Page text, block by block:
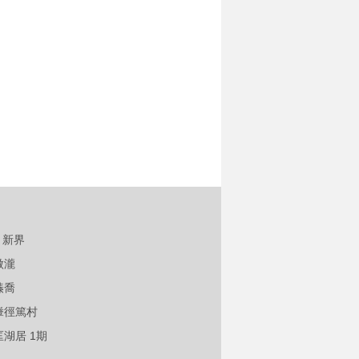
新界
瀧
喬
徑篤村
湖居 1期